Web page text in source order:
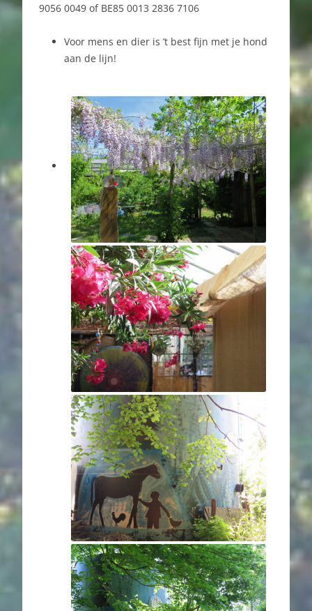
9056 0049 of BE85 0013 2836 7106
Voor mens en dier is ’t best fijn met je hond
aan de lijn!